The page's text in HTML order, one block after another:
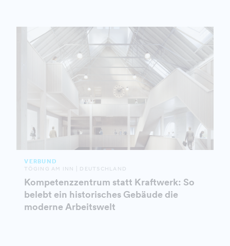
VERBUND
TÖGING AM INN | DEUTSCHLAND
Kompetenzzentrum statt Kraftwerk: So
belebt ein historisches Gebäude die
moderne Arbeitswelt